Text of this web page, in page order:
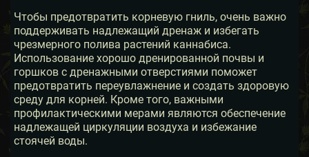
Чтобы предотвратить корневую гниль, очень важно
поддерживать надлежащий дренаж и избегать
чрезмерного полива растений каннабиса.
Использование хорошо дренированной почвы и
горшков с дренажными отверстиями поможет
предотвратить переувлажнение и создать здоровую
среду для корней. Кроме того, важными
профилактическими мерами являются обеспечение
надлежащей циркуляции воздуха и избежание
стоячей воды.